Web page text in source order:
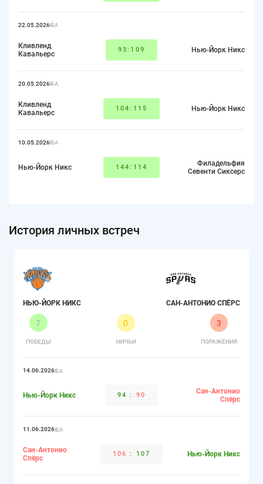
22.05.2026НБА
Кливленд
Кавальерс
93:109 Нью-Йорк Никс
20.05.2026НБА
Кливленд
Кавальерс
104:115 Нью-Йорк Никс
10.05.2026НБА
Нью-Йорк Никс 144:114
Филадельфия
Севенти Сиксерс
История личных встреч
НЬЮ-ЙОРК НИКС
7
ПОБЕДЫ
0
НИЧЬИ
3
ПОРАЖЕНИЯ
САН-АНТОНИО СПЁРС
14.06.2026НБА
Нью-Йорк Никс 94 : 90
Сан-Антонио
Спёрс
11.06.2026НБА
Сан-Антонио
Спёрс
106 : 107 Нью-Йорк Никс